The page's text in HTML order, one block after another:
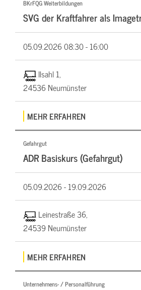
BKrFQG Weiterbildungen
SVG der Kraftfahrer als
05.09.202608:30 - 16:00
Ilsahl 1,
24536 Neumünster
MEHR ERFAHREN
Gefahrgut
ADR Basiskurs (Gefahrgut)
05.09.2026 -19.09.2026
Leinestraße 36,
24539 Neumünster
MEHR ERFAHREN
Unternehmens- / Personalführung